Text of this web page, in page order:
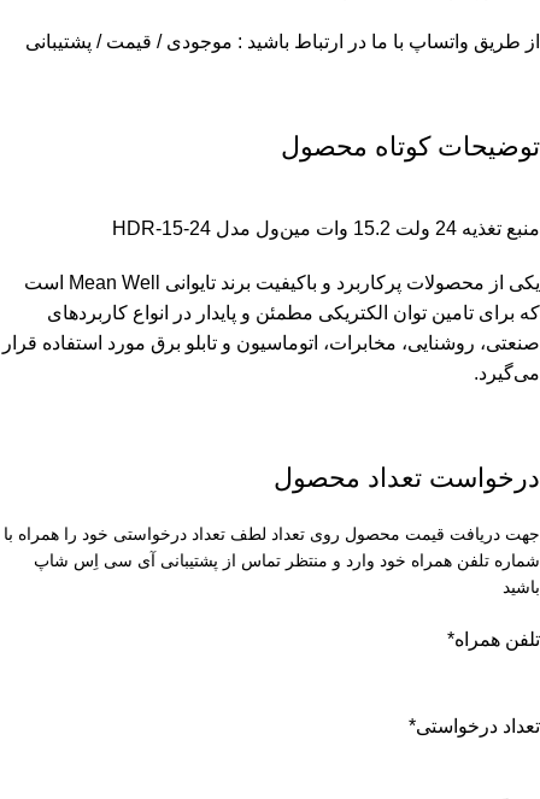
از طریق واتساپ با ما در ارتباط باشید : موجودی / قیمت / پشتیبانی
توضیحات کوتاه محصول
منبع تغذیه 24 ولت 15.2 وات مین‌ول مدل HDR-15-24
یکی از محصولات پرکاربرد و باکیفیت برند تایوانی Mean Well است
که برای تامین توان الکتریکی مطمئن و پایدار در انواع کاربردهای
صنعتی، روشنایی، مخابرات، اتوماسیون و تابلو برق مورد استفاده قرار
می‌گیرد.
درخواست تعداد محصول
جهت دریافت قیمت محصول روی تعداد لطف تعداد درخواستی خود را همراه با
شماره تلفن همراه خود وارد و منتظر تماس از پشتیبانی آی سی اِس شاپ
باشید
تلفن همراه*
تعداد درخواستی*